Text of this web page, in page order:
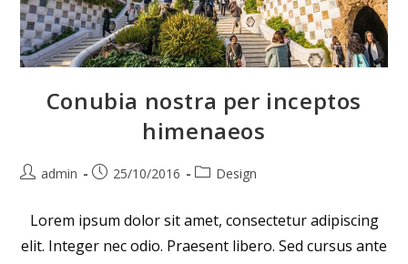
Conubia nostra per inceptos
himenaeos
Beitrags-
admin
Beitrag25/10/2016
Beitrags-
Design
Lorem ipsum dolor sit amet, consectetur adipiscing
elit. Integer nec odio. Praesent libero. Sed cursus ante